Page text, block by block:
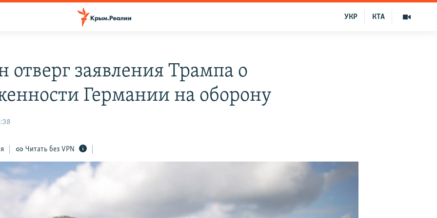
КТА
УКР
отверг заявления Трампа о
Германии на оборону
Читать без VPN